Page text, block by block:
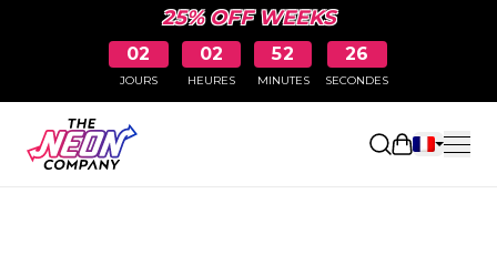
25% OFF WEEKS
02
JOURS
02
HEURES
52
MINUTES
26
SECONDES
Ouvrir le
PAGE NON TROUVÉE